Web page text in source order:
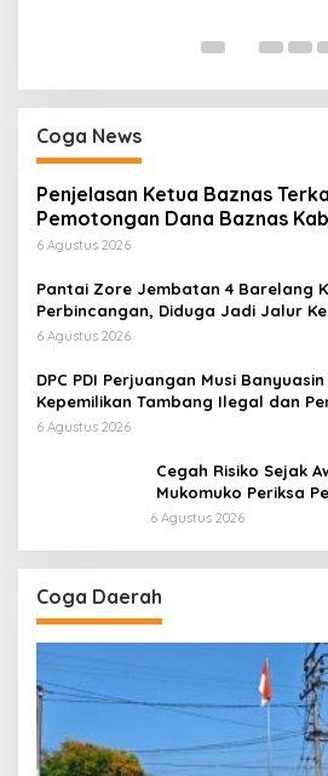
Coga News
Penjelasan Ketua Baznas
Pemotongan Dana Baznas
Tidak Benar
6 Agustus 2026
Pantai Zore Jembatan 4 Barelang
Perbincangan, Diduga Jadi Jalur
Tanpa Dokumen Kepabeanan, Nama
di Kawasan Pesisir
6 Agustus 2026
DPC PDI Perjuangan Musi
Kepemilikan Tambang Ilegal dan
6 Agustus 2026
Cegah Risiko Sejak
Mukomuko Periksa
Petugas secara Rutin
6 Agustus 2026
Coga Daerah